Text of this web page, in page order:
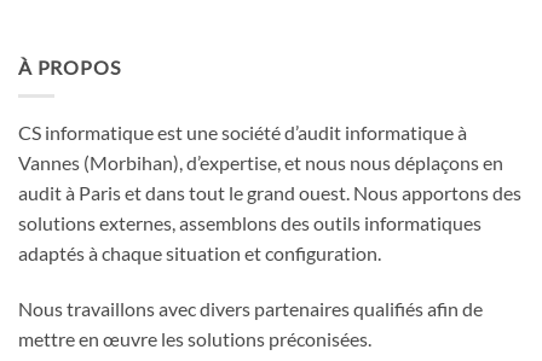
À PROPOS
CS informatique est une société d’audit informatique à
Vannes (Morbihan), d’expertise, et nous nous déplaçons en
audit à Paris et dans tout le grand ouest. Nous apportons des
solutions externes, assemblons des outils informatiques
adaptés à chaque situation et configuration.
Nous travaillons avec divers partenaires qualifiés afin de
mettre en œuvre les solutions préconisées.